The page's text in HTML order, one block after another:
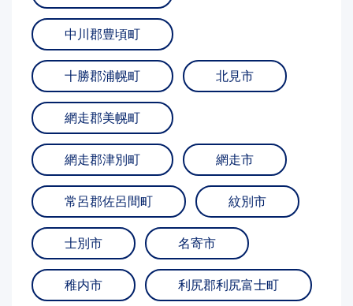
中川郡豊頃町
十勝郡浦幌町 北見市
網走郡美幌町
網走郡津別町 網走市
常呂郡佐呂間町 紋別市
士別市 名寄市
稚内市 利尻郡利尻富士町